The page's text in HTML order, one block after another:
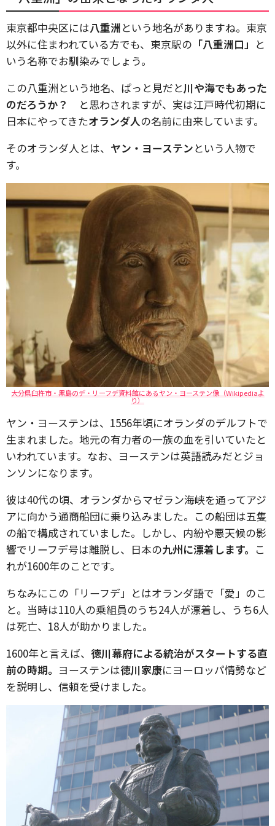
東京都中央区には八重洲という地名がありますね。東京
以外に住まわれている方でも、東京駅の 「八重洲口」 と
いう名称でお馴染みでしょう。
この八重洲という地名、ぱっと見だと川や海でもあった
のだろうか？
と思わされますが、実は江戸時代初期に
日本にやってきたオランダ人の名前に由来しています。
そのオランダ人とは、 ヤン・ヨーステンという人物で
す。
大分県臼杵市・黒島のデ・リーフデ資料館にあるヤン・ヨーステン像（Wikipediaよ
り）
ヤン・ヨーステンは、1556年頃にオランダのデルフトで
生まれました。地元の有力者の一族の血を引いていたと
いわれています。なお、ヨーステンは英語読みだとジョ
ンソンになります。
彼は40代の頃、オランダからマゼラン海峡を通ってアジ
アに向かう通商船団に乗り込みました。この船団は五隻
の船で構成されていました。しかし、内紛や悪天候の影
響でリーフデ号は離脱し、日本の九州に漂着します。 こ
れが1600年のことです。
ちなみにこの「リーフデ」とはオランダ語で「愛」のこ
と。当時は110人の乗組員のうち24人が漂着し、うち6人
は死亡、18人が助かりました。
1600年と言えば、 徳川幕府による統治がスタートする直
前の時期。 ヨーステンは徳川家康にヨーロッパ情勢など
を説明し、信頼を受けました。